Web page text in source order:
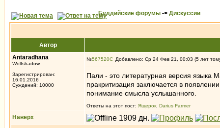
Буддийские форумы -> Дискуссии
Автор
Antaradhana
Wolfshadow
Зарегистрирован:
16.01.2016
Суждений: 10000
№567520 Добавлено: Ср 24 Фев 21, 00:03 (5 лет
Пали - это литературная версия языка
пракритизация заключается в
понимание смысла услышанного.
Ответы на этот пост: Ящерок Darius Farmer
Наверх